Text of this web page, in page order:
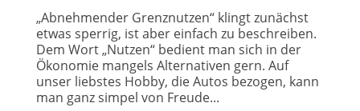
„Abnehmender Grenznutzen“ klingt zunächst
etwas sperrig, ist aber einfach zu beschreiben.
Dem Wort „Nutzen“ bedient man sich in der
Ökonomie mangels Alternativen gern. Auf
unser liebstes Hobby, die Autos bezogen, kann
man ganz simpel von Freude...